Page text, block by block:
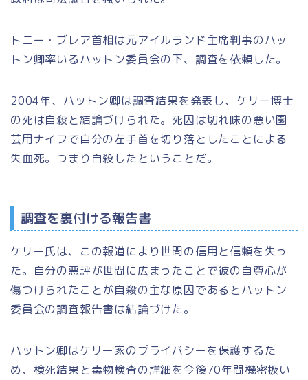
トニー・ブレア首相は元アイルランド主席判事のハッ
トン卿率いるハットン委員会の下、調査を依頼した。
2004年、ハットン卿は調査結果を発表し、ケリー博士
の死は自殺と結論づけられた。死因は切れ味の悪い園
芸用ナイフで自分の左手首を切り落としたことによる
失血死。つまり自殺したということだ。
調査を裏付ける報告書
ケリー氏は、この報道により世間の信用と信頼を失っ
た。自分の悪評が世間に広まったことで彼の自尊心が
傷つけられたことが自殺の主な原因であるとハットン
委員会の調査報告書は結論づけた。
ハットン卿はケリー家のプライバシーを保護するた
め、検死結果と毒物検査の詳細を今後70年間機密扱い